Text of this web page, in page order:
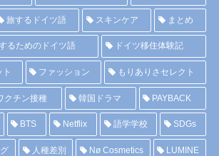
旅するドイツ語 スキンケア まとめ
るためのドイツ語 ドイツ移住体験記
ファッション もりありさセレクト
クチン接種 韓国ドラマ PAYBACK
BTS Netflix 語学学校 SDGs
人種差別 Nø Cosmetics LUMINE